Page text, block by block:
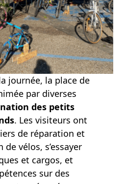
journée, la place de
par diverses
des petits
. Les visiteurs ont
de réparation et
vélos, s’essayer
et cargos, et
sur des